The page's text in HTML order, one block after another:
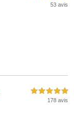
53 avis
5,0 étoiles sur 5
178 avis